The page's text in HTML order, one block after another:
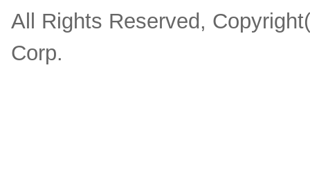
All Rights Reserved,
Corp.